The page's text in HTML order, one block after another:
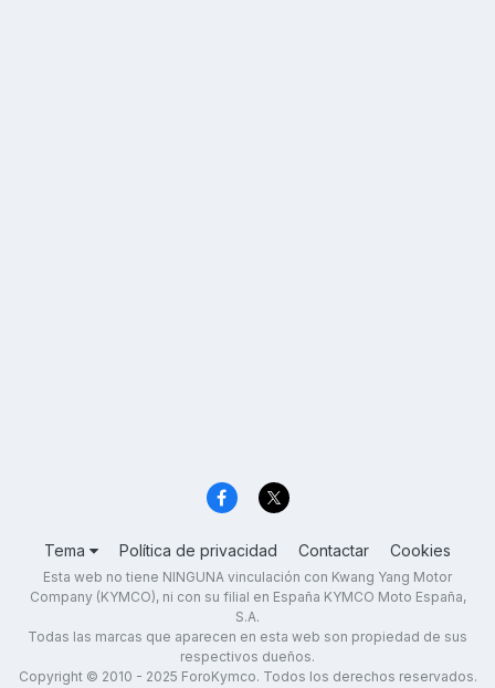
Tema Política de privacidad Contactar Cookies
Esta web no tiene NINGUNA vinculación con Kwang Yang Motor
Company (KYMCO), ni con su filial en España KYMCO Moto España,
S.A.
Todas las marcas que aparecen en esta web son propiedad de sus
respectivos dueños.
Copyright © 2010 - 2025 ForoKymco. Todos los derechos reservados.